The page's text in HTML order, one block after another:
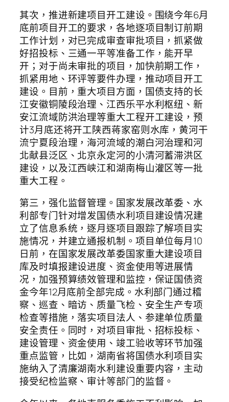
其次，推进新建项目开工建设。围绕今年6月
底前项目开工的要求，各地逐项目制订前期
工作计划，对已完成审查审批项目，抓紧做
好招投标、三通一平等准备工作，能开早
开；对于尚未审批的项目，加快前期工作，
抓紧用地、环评等要件办理，推动项目开工
建设。目前，重大项目方面，国债支持的长
江安徽铜陵段治理、江西乐平水利枢纽、新
安江流域防洪治理等重大工程开工建设，预
计3月底还将开工陕西蒋家窑则水库，黄河干
流宁夏段治理，海河流域的潮白河治理和河
北献县泛区、北京永定河的小清河蓄滞洪区
建设，以及江西峡江和湖南梅山灌区等一批
重大工程。
第三，强化监督管理。国家发展改革委、水
利部专门针对增发国债水利项目建设情况建
立了信息系统，逐月逐项目跟踪了解项目实
施情况，并建立通报机制。项目单位每月10
日前，在国家发展改革委国家重大建设项目
库及时填报建设进度、资金使用等进展情
况，加强预算绩效管理和监控，保证国债资
金今年12月底前全部完成。水利部门通过稽
察、巡查、暗访、质量飞检、安全生产专项
检查等措施，落实项目法人、参建单位质量
安全责任。同时，对项目审批、招标投标、
建设管理、资金使用、竣工验收等环节加强
重点监管，比如，湖南省将国债水利项目实
施纳入了清廉湖南水利建设重要内容，主动
接受纪检监察、审计等部门的监督。